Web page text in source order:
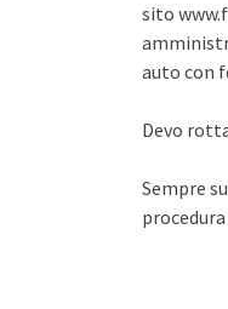
sito
auto con
Devo
Sempre